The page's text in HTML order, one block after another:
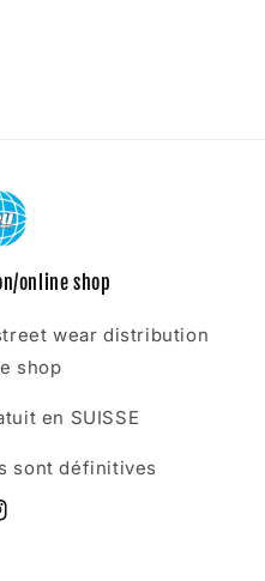
online shop
wear distribution
shop
en SUISSE
sont définitives